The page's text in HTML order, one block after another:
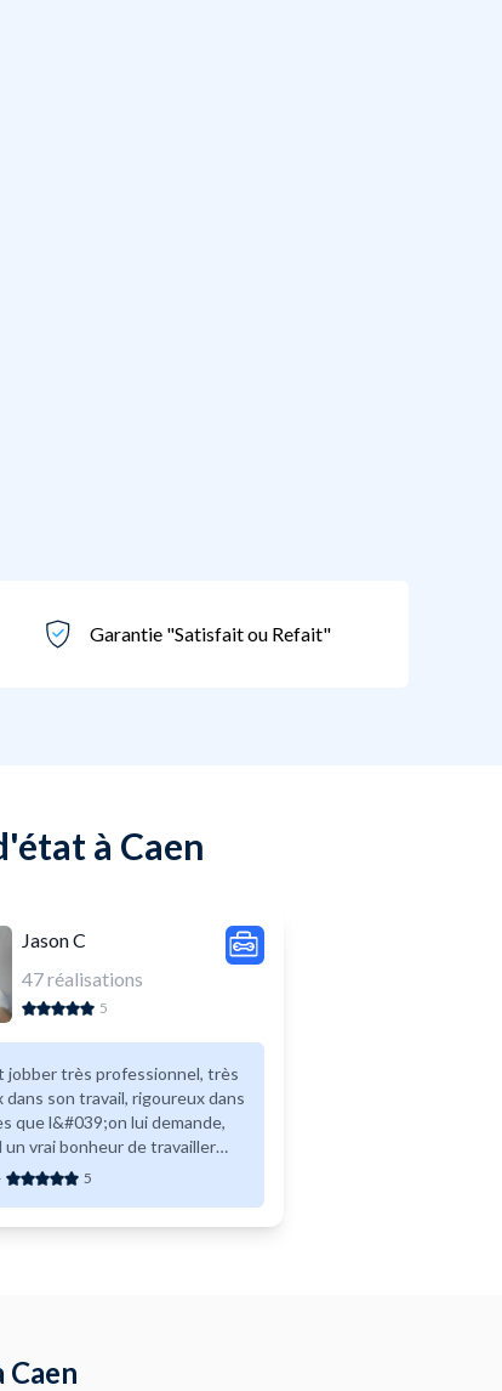
Garantie "Satisfait ou Refait"
à Caen
Jason C
47réalisations
5
jobber très professionnel, très
que l&#039;on lui demande,
vrai bonheur de travailler
Merci beaucoup Jason Je
5